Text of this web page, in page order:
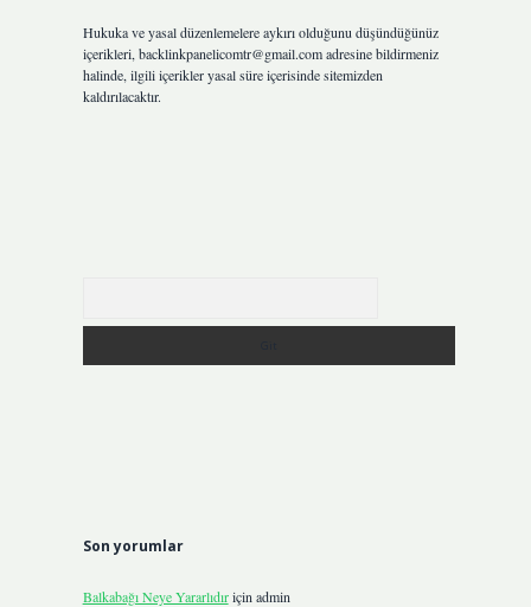
Hukuka ve yasal düzenlemelere aykırı olduğunu düşündüğünüz
içerikleri, backlinkpanelicomtr@gmail.comadresine bildirmeniz
halinde, ilgili içerikler yasal süre içerisinde sitemizden
kaldırılacaktır.
Son yorumlar
Balkabağı Neye Yararlıdıriçin admin